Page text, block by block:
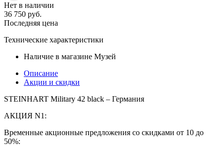
Нет в наличии
36 750 руб.
Последняя цена
Технические характеристики
Наличие в магазине Музей
Описание
Акции и скидки
STEINHART Military 42 black – Германия
АКЦИЯ N1:
Временные акционные предложения со скидками от 10 до
50%: